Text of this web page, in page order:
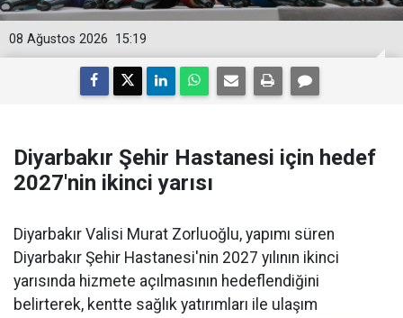
15:19
08 Ağustos 2026
Diyarbakır Şehir Hastanesi için hedef
2027'nin ikinci yarısı
Diyarbakır Valisi Murat Zorluoğlu, yapımı süren
Diyarbakır Şehir Hastanesi'nin 2027 yılının ikinci
yarısında hizmete açılmasının hedeflendiğini
belirterek, kentte sağlık yatırımları ile ulaşım